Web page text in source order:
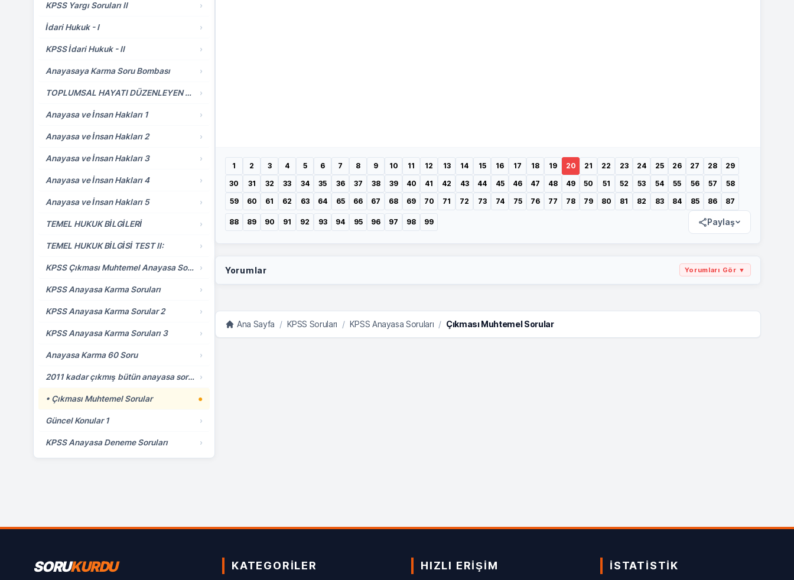
KPSS Yargı Soruları II ›
İdari Hukuk - I ›
KPSS İdari Hukuk - II ›
Anayasaya Karma Soru Bombası ›
TOPLUMSAL HAYATI DÜZENLEYEN KURALLAR ve ANAYASA HUKUKU ›
Anayasa ve İnsan Hakları 1 ›
Anayasa ve İnsan Hakları 2 ›
Anayasa ve İnsan Hakları 3 ›
Anayasa ve İnsan Hakları 4 ›
Anayasa ve İnsan Hakları 5 ›
TEMEL HUKUK BİLGİLERİ ›
TEMEL HUKUK BİLGİSİ TEST II: ›
KPSS Çıkması Muhtemel Anayasa Soruları ›
KPSS Anayasa Karma Soruları ›
KPSS Anayasa Karma Sorular 2 ›
KPSS Anayasa Karma Soruları 3 ›
Anayasa Karma 60 Soru ›
2011 kadar çıkmış bütün anayasa soruları ›
• Çıkması Muhtemel Sorular ●
Güncel Konular 1 ›
KPSS Anayasa Deneme Soruları ›
1 2 3 4 5 6 7 8 9 10 11 12 13 14 15 16 17 18 19 20 21 22 23 24 25 26 27 28
29
30
31 32 33 34 35 36 37 38 39 40 41 42 43 44 45 46 47 48 49 50 51 52 53 54 55 56 57
58
59
60 61 62 63 64 65 66 67 68 69 70 71 72 73 74 75 76 77 78 79 80 81 82 83 84 85 86 87
88 89 90 91 92 93 94 95 96 97 98 99 Paylaş
Yorumlar Yorumları Gör ▼
Ana Sayfa / KPSS Soruları / KPSS Anayasa Soruları / Çıkması Muhtemel Sorular
SORUKURDU KATEGORILER HIZLI ERIŞIM İSTATISTIK